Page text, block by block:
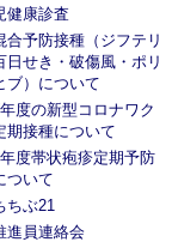
健康診査
合予防接種（ジフテリ
日せき・破傷風・ポリ
ブ）について
度の新型コロナワク
期接種について
度帯状疱疹定期予防
ついて
ちぶ21
進員連絡会